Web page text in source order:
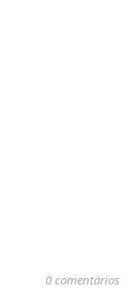
0 comentários